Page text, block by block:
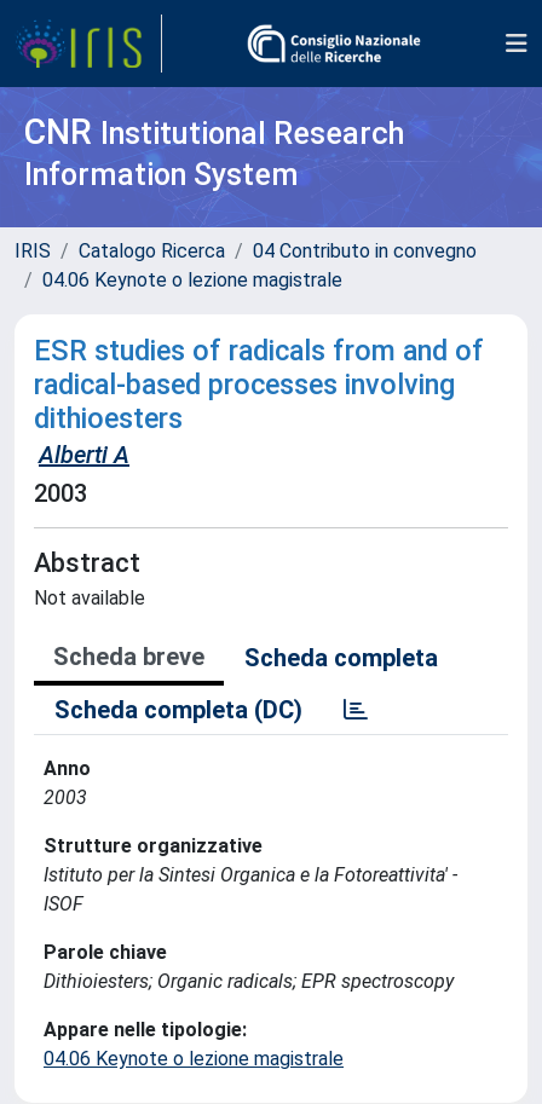
CNR Institutional Research
Information System
IRIS Catalogo Ricerca
04 Contributo in convegno
04.06 Keynote o lezione magistrale
ESR studies of radicals from and of
radical-based processes involving
dithioesters
Alberti A
2003
Abstract
Not available
Scheda breve
Scheda completa
Scheda completa (DC)
Anno
2003
Strutture organizzative
Istituto per la Sintesi Organica e la Fotoreattivita' -
ISOF
Parole chiave
Dithioiesters; Organic radicals; EPR spectroscopy
Appare nelle tipologie:
04.06 Keynote o lezione magistrale